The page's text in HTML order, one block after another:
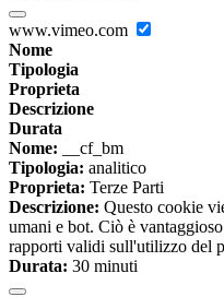
www.vimeo.com
Nome
Tipologia
Proprieta
Descrizione
Durata
Nome: __cf_bm
Tipologia: analitico
Proprieta: Terze Parti
Descrizione: Questo cookie
umani e bot. Ciò è
rapporti validi sull'utilizzo del
Durata: 30 minuti